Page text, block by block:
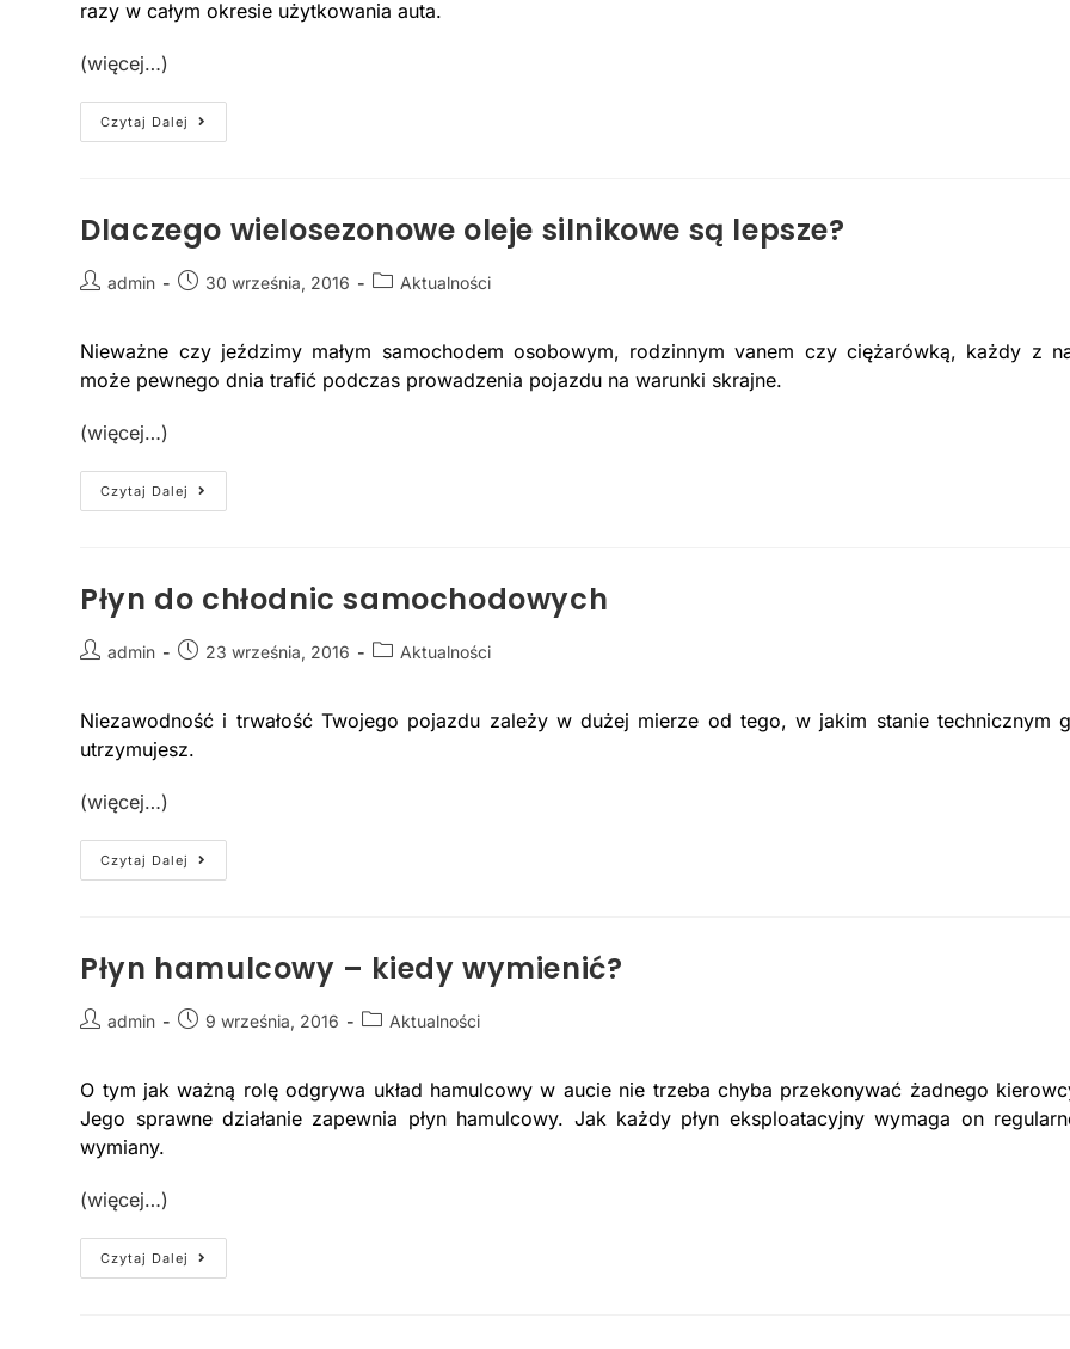
razy w całym okresie użytkowania auta.
(więcej…)
Czytaj Dalej
Dlaczego wielosezonowe oleje silnikowe są lepsze?
admin 30 września, 2016 Aktualności
Nieważne czy jeździmy małym samochodem osobowym, rodzinnym vanem czy ciężarówką, każdy z
może pewnego dnia trafić podczas prowadzenia pojazdu na warunki skrajne.
(więcej…)
Czytaj Dalej
Płyn do chłodnic samochodowych
admin 23 września, 2016 Aktualności
Niezawodność i trwałość Twojego pojazdu zależy w dużej mierze od tego, w jakim stanie technicznym
utrzymujesz.
(więcej…)
Czytaj Dalej
Płyn hamulcowy – kiedy wymienić?
admin 9 września, 2016 Aktualności
O tym jak ważną rolę odgrywa układ hamulcowy w aucie nie trzeba chyba przekonywać żadnego
Jego sprawne działanie zapewnia płyn hamulcowy. Jak każdy płyn eksploatacyjny wymaga on
wymiany.
(więcej…)
Czytaj Dalej